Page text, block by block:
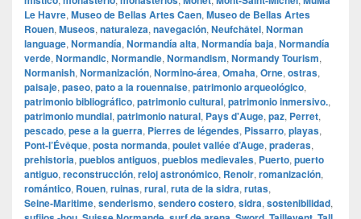
Le Havre, Museo de Bellas Artes Caen, Museo de Bellas Artes
Rouen, Museos, naturaleza, navegación, Neufchâtel, Norman
language, Normandía, Normandía alta, Normandía baja, Normandía
verde, Normandic, Normandie, Normandism, Normandy Tourism,
Normanish, Normanización, Normino‑área, Omaha, Orne, ostras,
paisaje, paseo, pato a la rouennaise, patrimonio arqueológico,
patrimonio bibliográfico, patrimonio cultural, patrimonio inmersivo.,
patrimonio mundial, patrimonio natural, Pays d'Auge, paz, Perret,
pescado, pese a la guerra, Pierres de légendes, Pissarro, playas,
Pont‑l’Évêque, posta normanda, poulet vallée d’Auge, praderas,
prehistoria, pueblos antiguos, pueblos medievales, Puerto, puerto
antiguo, reconstrucción, reloj astronómico, Renoir, romanización,
romántico, Rouen, ruinas, rural, ruta de la sidra, rutas,
Seine‑Maritime, senderismo, sendero costero, sidra, sostenibilidad,